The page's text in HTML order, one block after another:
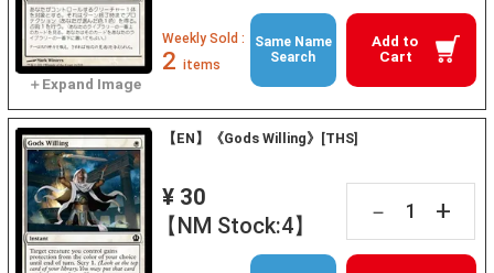
Add to
Cart
Weekly Sold :
2 items
Same Name
Search
【EN】《Gods Willing》[THS]
¥ 30
【NM Stock:4】
－ +